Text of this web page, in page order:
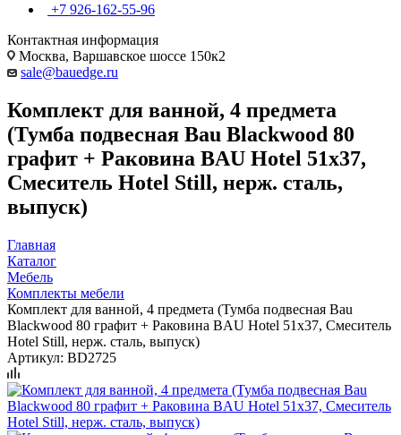
+7 926-162-55-96
Контактная информация
Москва, Варшавское шоссе 150к2
sale@bauedge.ru
Комплект для ванной, 4 предмета
(Тумба подвесная Bau Blackwood 80
графит + Раковина BAU Hotel 51х37,
Смеситель Hotel Still, нерж. сталь,
выпуск)
Главная
Каталог
Мебель
Комплекты мебели
Комплект для ванной, 4 предмета (Тумба подвесная Bau
Blackwood 80 графит + Раковина BAU Hotel 51х37, Смеситель
Hotel Still, нерж. сталь, выпуск)
Артикул: BD2725